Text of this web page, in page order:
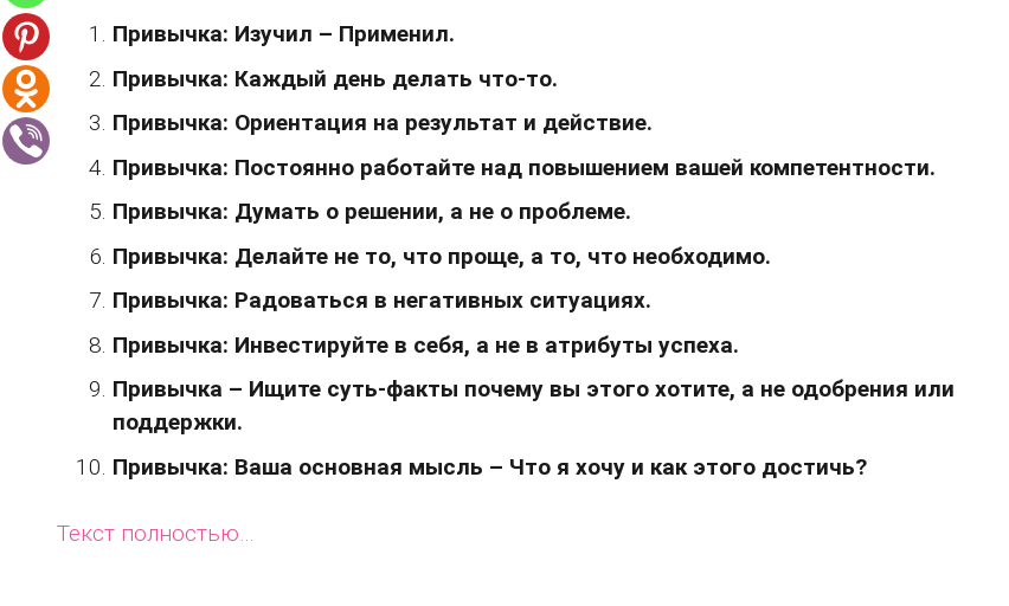
Привычка: Изучил – Применил.
Привычка: Каждый день делать что-то.
Привычка: Ориентация на результат и действие.
Привычка: Постоянно работайте над повышением вашей компетентности.
Привычка: Думать о решении, а не о проблеме.
Привычка: Делайте не то, что проще, а то, что необходимо.
Привычка: Радоваться в негативных ситуациях.
Привычка: Инвестируйте в себя, а не в атрибуты успеха.
Привычка – Ищите суть-факты почему вы этого хотите, а не одобрения или
поддержки.
Привычка: Ваша основная мысль – Что я хочу и как этого достичь?
Текст полностью…